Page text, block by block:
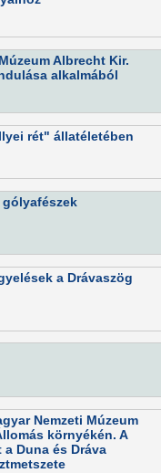
Albrecht Kir.
alkalmából
rét" állatéletében
gólyafészek
a Drávaszög
Nemzeti Múzeum
környékén. A
Duna és Dráva